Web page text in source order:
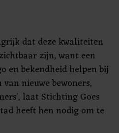
dat deze kwaliteiten
zijn, want een
en bekendheid helpen bij
nieuwe bewoners,
laat Stichting Goes
heeft hen nodig om te